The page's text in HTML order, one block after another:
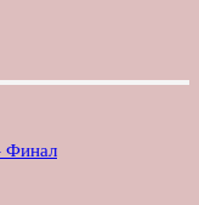
Финал